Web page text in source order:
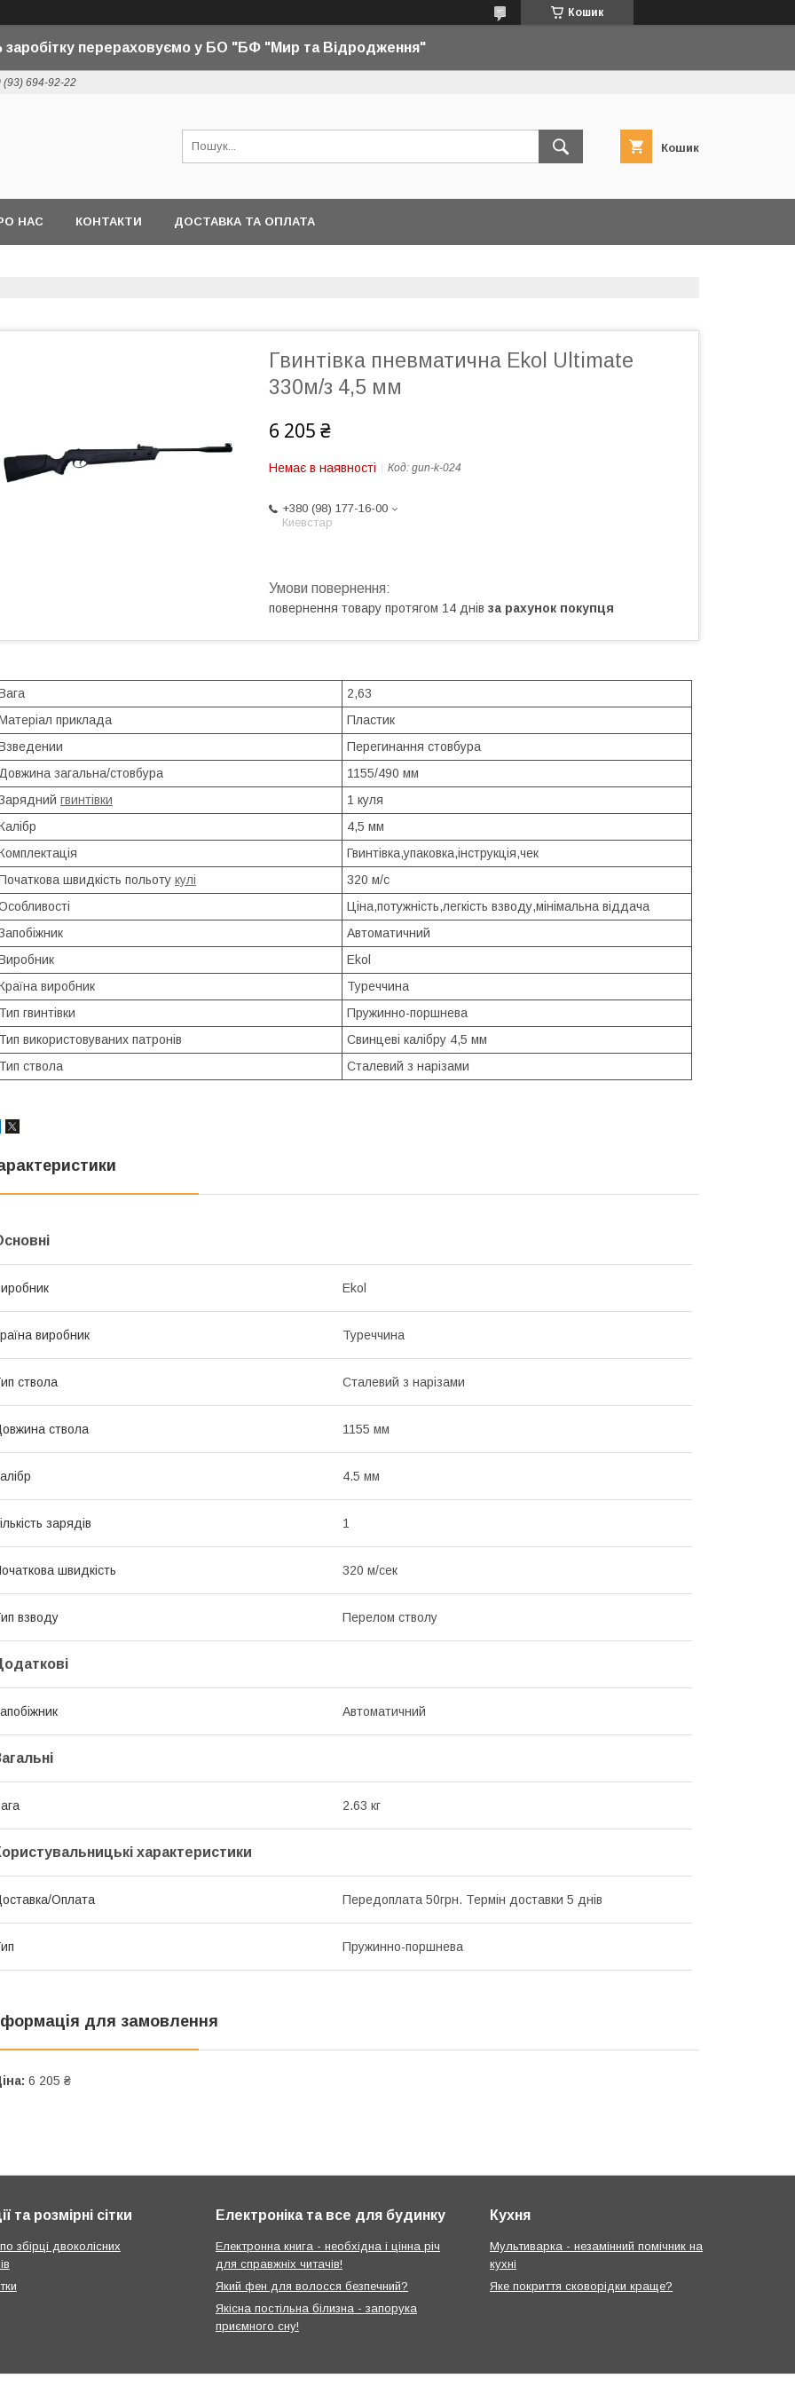
Кошик
заробітку перераховуємо у БО "БФ "Мир та Відродження"
(93) 694-92-22
Кошик
НАС КОНТАКТИ ДОСТАВКА ТА ОПЛАТА
Гвинтівка пневматична Ekol Ultimate
330м/з 4,5 мм
6 205 ₴
Немає в наявності Код: gun-k-024
+380 (98) 177-16-00
Киевстар
повернення товару протягом 14 днів за рахунок покупця
2,63
приклада
Пластик
Перегинання стовбура
загальна/стовбура
1155/490 мм
гвинтівки
1 куля
4,5 мм
Гвинтівка,упаковка,інструкція,чек
швидкість польоту кулі
320 м/с
Ціна,потужність,легкість взводу,мінімальна віддача
Автоматичний
Ekol
виробник
Туреччина
Тип гвинтівки
Пружинно-поршнева
Тип використовуваних патронів
Свинцеві калібру 4,5 мм
Тип ствола
Сталевий з нарізами
Ekol
виробник Туреччина
ствола Сталевий з нарізами
ствола 1155 мм
4.5 мм
зарядів 1
швидкість 320 м/сек
взводу Перелом стволу
Автоматичний
2.63 кг
характеристики
Оплата Передоплата 50грн. Термін доставки 5 днів
Пружинно-поршнева
для замовлення
6 205 ₴
та розмірні сітки
збірці двоколісних
Електроніка та все для будинку
Електронна книга - необхідна і цінна річ
для справжніх читачів!
Який фен для волосся безпечний?
Якісна постільна білизна - запорука
приємного сну!
Кухня
Мультиварка - незамінний помічник на
кухні
Яке покриття сковорідки краще?